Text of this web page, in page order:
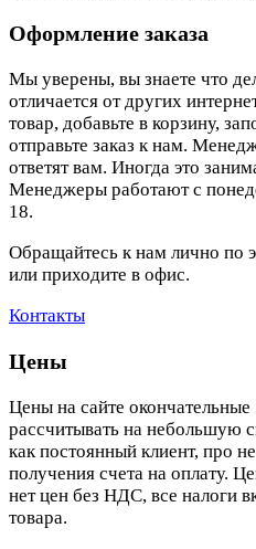
Оформление заказа
Мы уверены, вы знаете что
отличается от других
товар, добавьте в корзину,
отправьте заказ к нам.
ответят вам. Иногда это
Менеджеры работают с
18.
Обращайтесь к нам лично по
или приходите в офис.
Контакты
Цены
Цены на сайте
рассчитывать на небольшую
как постоянный клиент, про
получения счета на оплату.
нет цен без НДС, все налоги
товара.